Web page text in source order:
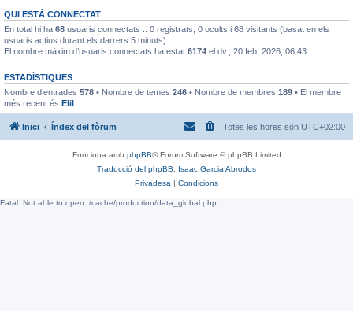
QUI ESTÀ CONNECTAT
En total hi ha 68 usuaris connectats :: 0 registrats, 0 ocults i 68 visitants (basat en els
usuaris actius durant els darrers 5 minuts)
El nombre màxim d’usuaris connectats ha estat 6174 el dv., 20 feb. 2026, 06:43
ESTADÍSTIQUES
Nombre d’entrades 578 • Nombre de temes 246 • Nombre de membres 189 • El membre
més recent és EliI
Inici Índex del fòrum Totes les hores són UTC+02:00
Funciona amb phpBB® Forum Software © phpBB Limited
Traducció del phpBB: Isaac Garcia Abrodos
Privadesa | Condicions
Fatal: Not able to open ./cache/production/data_global.php